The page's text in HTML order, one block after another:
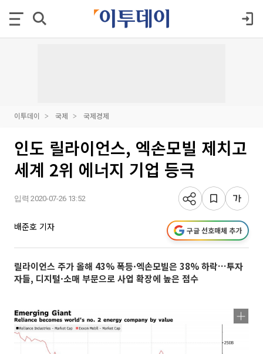
이투데이 국제 국제경제
인도 릴라이언스, 엑손모빌 제치고
세계 2위 에너지 기업 등극
입력 2020-07-26 13:52
배준호 기자 구글 선호매체 추가
릴라이언스 주가 올해 43% 폭등·엑손모빌은 38% 하락…투자
자들, 디지털·소매 부문으로 사업 확장에 높은 점수